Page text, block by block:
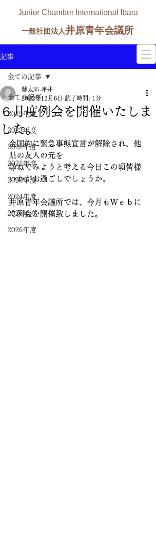
Junior Chamber International Ibara
一般社団法人井原青年会議所
記事
全ての記事
2019年度
2023年度
2022年度
2021年度
2020年度
2024年度
2025年度
2026年度
全ての記事
６月度例会を開催いたしま
した。
健太郎 坪井
2022年12月6日 読了時間: 1分
全国的に緊急事態宣言が解除され、他
県の友人の元を
尋ねてみようと考える今日この頃皆様
いかがお過ごしでしょうか。
井原青年会議所では、今月もＷｅｂに
て例会を開催致しました。